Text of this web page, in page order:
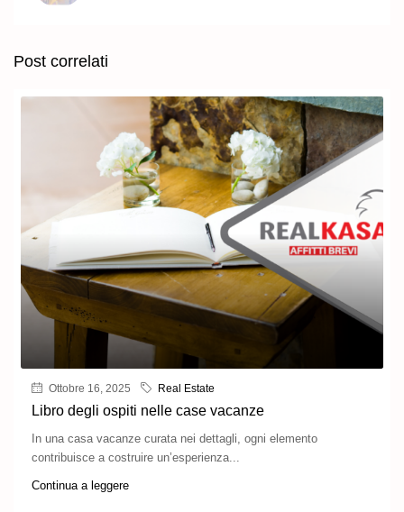
Post correlati
Ottobre 16, 2025 Real Estate
Libro degli ospiti nelle case vacanze
In una casa vacanze curata nei dettagli, ogni elemento
contribuisce a costruire un’esperienza...
Continua a leggere